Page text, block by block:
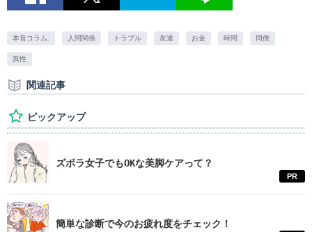
本音コラム. 人間関係 トラブル 友達 お金 時間 同僚
異性
関連記事
ピックアップ
ズボラ女子でもOKな美脚ケアって？
PR
簡単な診断で今のお疲れ度をチェック！